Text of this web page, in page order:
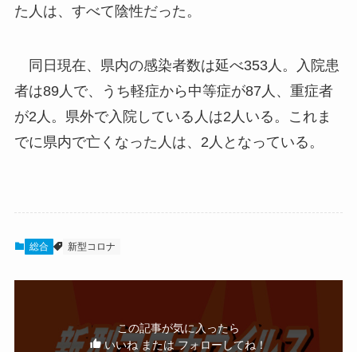
た人は、すべて陰性だった。
同日現在、県内の感染者数は延べ353人。入院患
者は89人で、うち軽症から中等症が87人、重症者
が2人。県外で入院している人は2人いる。これま
でに県内で亡くなった人は、2人となっている。
総合 新型コロナ
この記事が気に入ったら
いいね または フォローしてね！